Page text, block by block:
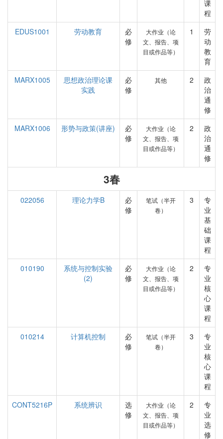
课
程
EDUS1001
劳动教育
必
修
大作业（论
文、报告、项
目或作品等）
1
劳
动
教
育
MARX1005
思想政治理论课
实践
必
修
其他 2
政
治
通
修
MARX1006
形势与政策(讲座)
必
修
大作业（论
文、报告、项
目或作品等）
2
政
治
通
修
3春
022056 理论力学B
必
修
笔试（半开
卷）
3
专
业
基
础
课
程
010190
系统与控制实验
(2)
必
修
大作业（论
文、报告、项
目或作品等）
2
专
业
核
心
课
程
010214
计算机控制
必
修
笔试（半开
卷）
3
专
业
核
心
课
程
CONT5216P
系统辨识
选
修
大作业（论
文、报告、项
目或作品等）
2
专
业
选
修